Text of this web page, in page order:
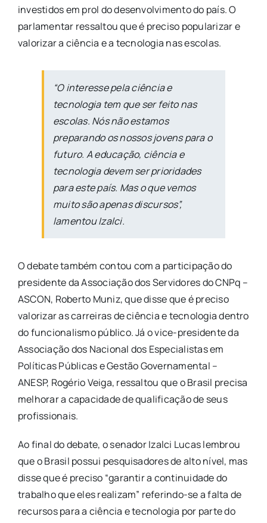
investidos em prol do desenvolvimento do país. O
parlamentar ressaltou que é preciso popularizar e
valorizar a ciência e a tecnologia nas escolas.
“O interesse pela ciência e
tecnologia tem que ser feito nas
escolas. Nós não estamos
preparando os nossos jovens para o
futuro. A educação, ciência e
tecnologia devem ser prioridades
para este país. Mas o que vemos
muito são apenas discursos”,
lamentou Izalci.
O debate também contou com a participação do
presidente da Associação dos Servidores do CNPq –
ASCON, Roberto Muniz, que disse que é preciso
valorizar as carreiras de ciência e tecnologia dentro
do funcionalismo público. Já o vice-presidente da
Associação dos Nacional dos Especialistas em
Políticas Públicas e Gestão Governamental –
ANESP, Rogério Veiga, ressaltou que o Brasil precisa
melhorar a capacidade de qualificação de seus
profissionais.
Ao final do debate, o senador Izalci Lucas lembrou
que o Brasil possui pesquisadores de alto nível, mas
disse que é preciso “garantir a continuidade do
trabalho que eles realizam” referindo-se a falta de
recursos para a ciência e tecnologia por parte do